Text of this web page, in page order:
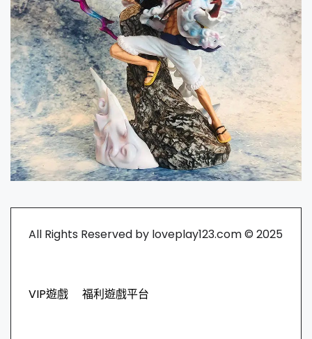
All Rights Reserved by loveplay123.com © 2025
VIP遊戲 福利遊戲平台